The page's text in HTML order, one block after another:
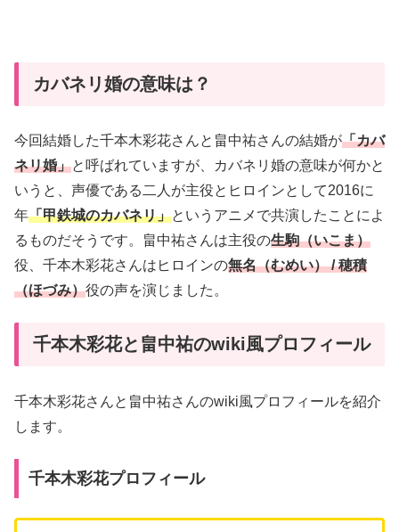
カバネリ婚の意味は？
今回結婚した千本木彩花さんと畠中祐さんの結婚が「カバ
ネリ婚」と呼ばれていますが、カバネリ婚の意味が何かと
いうと、声優である二人が主役とヒロインとして2016に
年「甲鉄城のカバネリ」というアニメで共演したことによ
るものだそうです。畠中祐さんは主役の生駒（いこま）
役、千本木彩花さんはヒロインの無名（むめい） / 穂積
（ほづみ）役の声を演じました。
千本木彩花と畠中祐のwiki風プロフィール
千本木彩花さんと畠中祐さんのwiki風プロフィールを紹介
します。
千本木彩花プロフィール